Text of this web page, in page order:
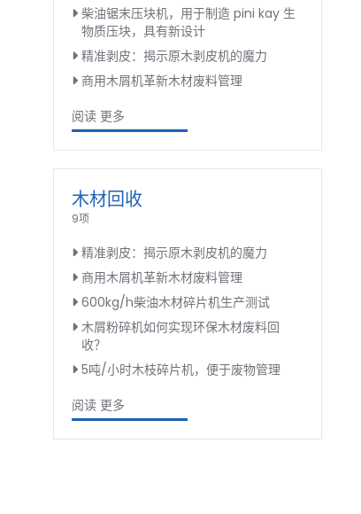
柴油锯末压块机，用于制造 pini kay 生
物质压块，具有新设计
精准剥皮：揭示原木剥皮机的魔力
商用木屑机革新木材废料管理
阅读 更多
木材回收
9项
精准剥皮：揭示原木剥皮机的魔力
商用木屑机革新木材废料管理
600kg/h柴油木材碎片机生产测试
木屑粉碎机如何实现环保木材废料回
收？
5吨/小时木枝碎片机，便于废物管理
阅读 更多